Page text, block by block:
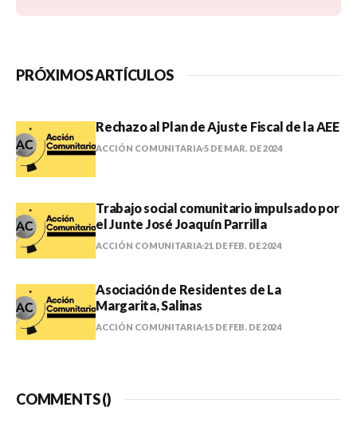
PRÓXIMOS ARTÍCULOS
Rechazo al Plan de Ajuste Fiscal de la AEE
ACCIÓN COMUNITARIA5 DE MAR. DE 2024
Trabajo social comunitario impulsado por
el Junte José Joaquín Parrilla
ACCIÓN COMUNITARIA21 DE FEB. DE 2024
Asociación de Residentes de La
Margarita, Salinas
ACCIÓN COMUNITARIA15 DE FEB. DE 2024
COMMENTS ()